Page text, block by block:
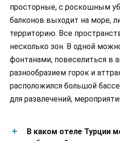
просторные, с роскошным
балконов выходит на море,
территорию. Все
несколько зон. В одной
фонтанами, повеселиться в
разнообразием горок и
расположился большой
для развлечений,
В каком отеле Турции